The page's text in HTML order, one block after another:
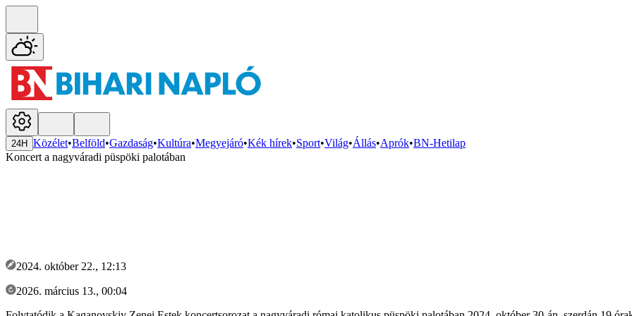
24H Közélet•Belföld•Gazdaság•Kultúra•Megyejáró•Kék hírek•Sport•Világ•Állás•Aprók•BN-Hetilap
Koncert a nagyváradi püspöki palotában
2024. október 22., 12:13
2026. március 13., 00:04